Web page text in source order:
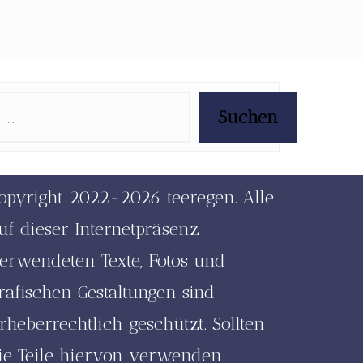
Suchen
2022-2026 teeregen. Alle
dieser Internetpräsenz
Texte, Fotos und
Gestaltungen sind
geschützt. Sollten
Teile hiervon verwenden